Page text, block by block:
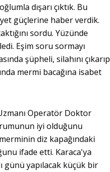
dışarı çıktık. Bu
güçlerine haber verdik.
sordu. Yüzünde
Eşim soru sormayı
şüpheli, silahını çıkarıp
mermi bacağına isabet
Operatör Doktor
iyi olduğunu
diz kapağındaki
ifade etti. Karaca'ya
günü yapılacak küçük bir